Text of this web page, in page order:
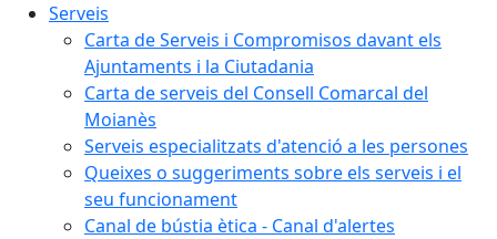
Serveis
Carta de Serveis i Compromisos davant els
Ajuntaments i la Ciutadania
Carta de serveis del Consell Comarcal del
Moianès
Serveis especialitzats d'atenció a les persones
Queixes o suggeriments sobre els serveis i el
seu funcionament
Canal de bústia ètica - Canal d'alertes